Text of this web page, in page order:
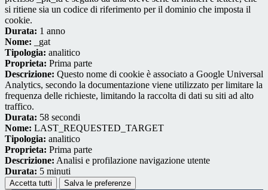
si ritiene sia un codice di riferimento per il dominio che imposta il
cookie.
Durata: 1 anno
Nome: _gat
Tipologia: analitico
Proprieta: Prima parte
Descrizione: Questo nome di cookie è associato a Google Universal
Analytics, secondo la documentazione viene utilizzato per limitare la
frequenza delle richieste, limitando la raccolta di dati su siti ad alto
traffico.
Durata: 58 secondi
Nome: LAST_REQUESTED_TARGET
Tipologia: analitico
Proprieta: Prima parte
Descrizione: Analisi e profilazione navigazione utente
Durata: 5 minuti
Accetta tutti Salva le preferenze